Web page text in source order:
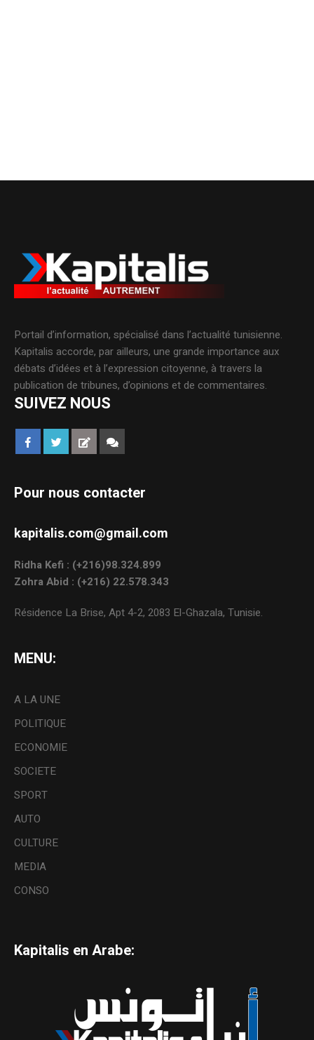
Portail d’information, spécialisé dans l’actualité tunisienne.
Kapitalis accorde, par ailleurs, une grande importance aux
débats d’idées et à l’expression citoyenne, à travers la
publication de tribunes, d’opinions et de commentaires.
SUIVEZ NOUS
Pour nous contacter
kapitalis.com@gmail.com
Ridha Kefi : (+216)98.324.899
Zohra Abid : (+216) 22.578.343
Résidence La Brise, Apt 4-2, 2083 El-Ghazala, Tunisie.
MENU:
A LA UNE
POLITIQUE
ECONOMIE
SOCIETE
SPORT
AUTO
CULTURE
MEDIA
CONSO
Kapitalis en Arabe: